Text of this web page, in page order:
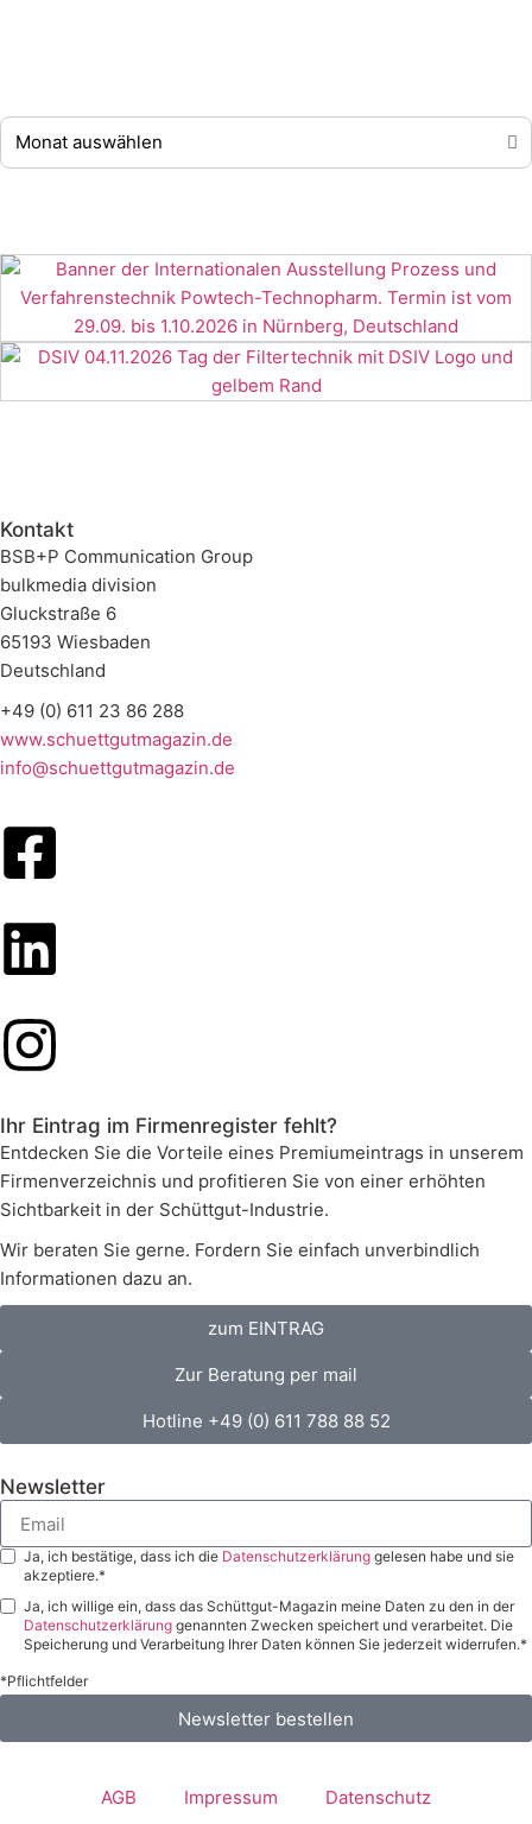
Kontakt
BSB+P Communication Group
bulkmedia division
Gluckstraße 6
65193 Wiesbaden
Deutschland
+49 (0) 611 23 86 288
www.schuettgutmagazin.de
info@schuettgutmagazin.de
Ihr Eintrag im Firmenregister fehlt?
Entdecken Sie die Vorteile eines Premiumeintrags in unserem
Firmenverzeichnis und profitieren Sie von einer erhöhten
Sichtbarkeit in der Schüttgut-Industrie.
Wir beraten Sie gerne. Fordern Sie einfach unverbindlich
Informationen dazu an.
zum EINTRAG
Zur Beratung per mail
Hotline +49 (0) 611 788 88 52
Newsletter
Ja, ich bestätige, dass ich die Datenschutzerklärung gelesen habe und sie
akzeptiere.*
Ja, ich willige ein, dass das Schüttgut-Magazin meine Daten zu den in der
Datenschutzerklärung genannten Zwecken speichert und verarbeitet. Die
Speicherung und Verarbeitung Ihrer Daten können Sie jederzeit widerrufen.*
*Pflichtfelder
Newsletter bestellen
AGB Impressum Datenschutz